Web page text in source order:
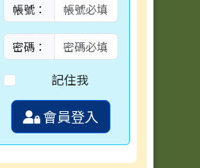
帳號：
密碼：
記住我
會員登入